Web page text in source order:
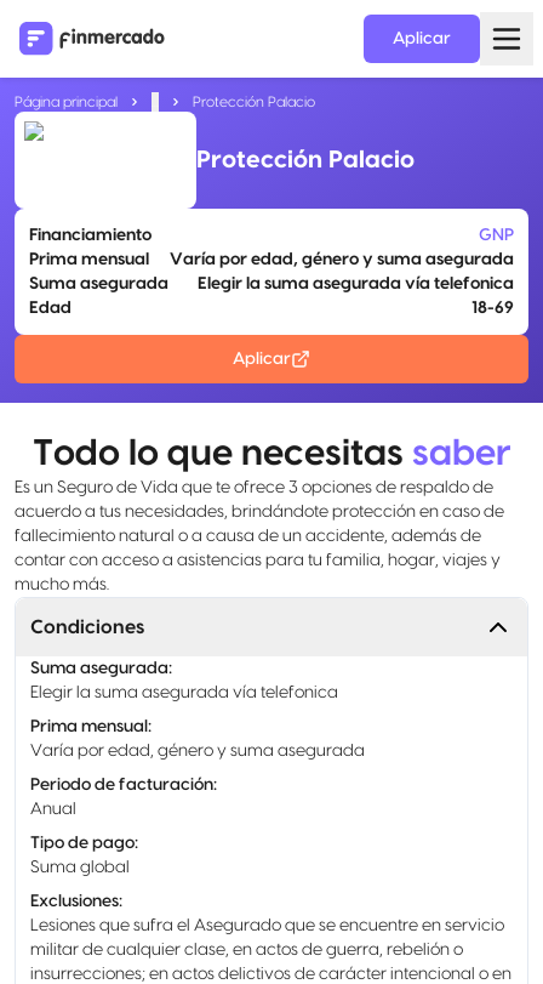
Aplicar
Página principal Protección Palacio
Protección Palacio
Financiamiento
GNP
Prima mensual
Varía por edad, género y suma asegurada
Suma asegurada
Elegir la suma asegurada vía telefonica
Edad
18-69
Aplicar
Todo lo que necesitas saber
Es un Seguro de Vida que te ofrece 3 opciones de respaldo de
acuerdo a tus necesidades, brindándote protección en caso de
fallecimiento natural o a causa de un accidente, además de
contar con acceso a asistencias para tu familia, hogar, viajes y
mucho más.
Condiciones
Suma asegurada:
Elegir la suma asegurada vía telefonica
Prima mensual :
Varía por edad, género y suma asegurada
Periodo de facturación:
Anual
Tipo de pago:
Suma global
Exclusiones:
Lesiones que sufra el Asegurado que se encuentre en servicio
militar de cualquier clase, en actos de guerra, rebelión o
insurrecciones; en actos delictivos de carácter intencional o en